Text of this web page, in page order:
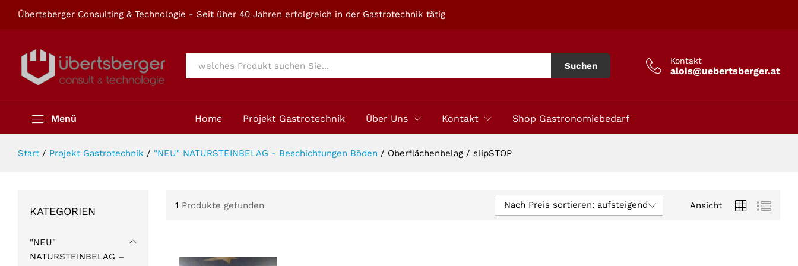
Übertsberger Consulting & Technologie - Seit über 40 Jahren erfolgreich in der Gastrotechnik tätig
Alle Suchen
Kontakt
alois@uebertsberger.at
Menü Home Projekt Gastrotechnik Über Uns Kontakt Shop Gastronomiebedarf
Start / Projekt Gastrotechnik / "NEU" NATURSTEINBELAG - Beschichtungen Böden / Oberflächenbelag / slipSTOP
1 Produkte gefunden Ansicht
Nach Preis sortieren: aufsteigend
KATEGORIEN
"NEU"
NATURSTEINBELAG –